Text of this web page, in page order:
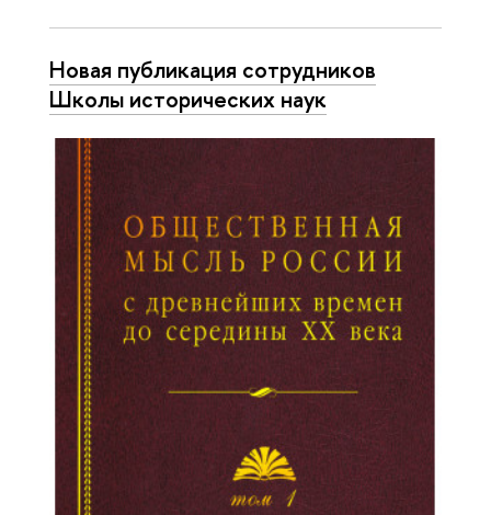
Новая публикация сотрудников
Школы исторических наук